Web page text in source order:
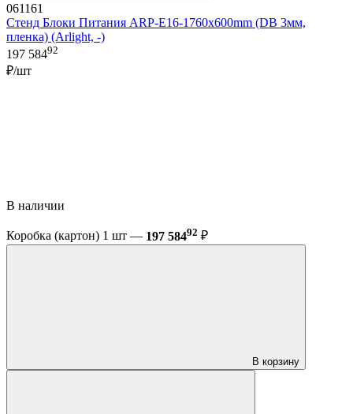
061161
Стенд Блоки Питания ARP-E16-1760x600mm (DB 3мм,
пленка) (Arlight, -)
197 58492
₽/шт
В наличии
Коробка (картон) 1 шт — 197 58492 ₽
В корзину